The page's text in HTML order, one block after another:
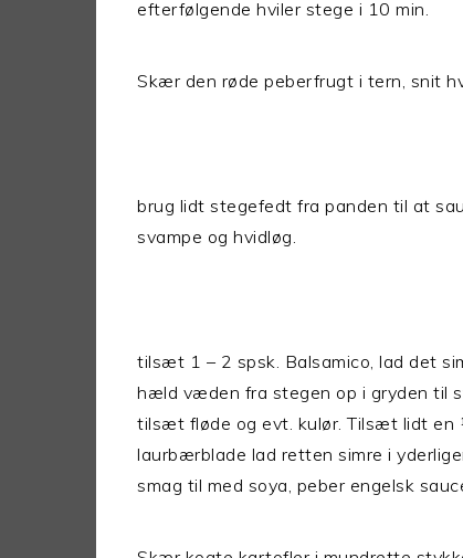
efterfølgende hviler stege i 10 min.
Skær den røde peberfrugt i tern, snit
brug lidt stegefedt fra panden til at
svampe og hvidløg.
tilsæt 1 – 2 spsk. Balsamico, lad det
hæld væden fra stegen op i gryden til
tilsæt fløde og evt. kulør. Tilsæt lidt en
laurbærblade lad retten simre i
smag til med soya, peber engelsk